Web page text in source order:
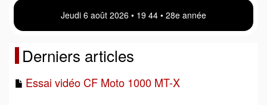
Jeudi 6 août 2026 • 19:44 • 28e année
Derniers articles
Essai vidéo CF Moto 1000 MT-X